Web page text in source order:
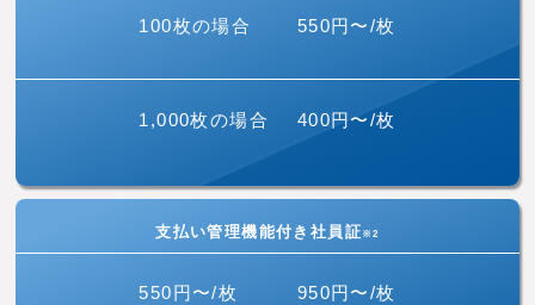
100枚の場合 550円〜/枚
1,000枚の場合 400円〜/枚
支払い管理機能付き社員証 ※2
550円〜/枚 950円〜/枚